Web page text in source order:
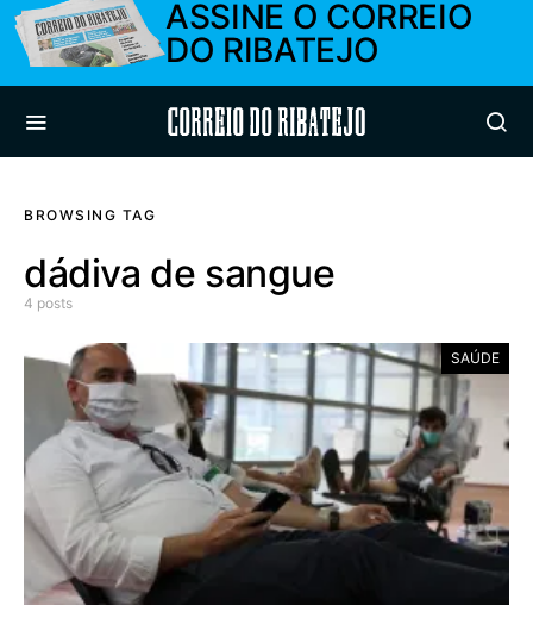
ASSINE O CORREIO
DO RIBATEJO
Correio do Ribatejo
BROWSING TAG
dádiva de sangue
4 posts
SAÚDE